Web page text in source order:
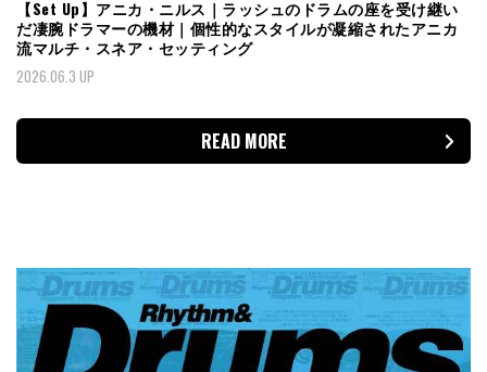
【Set Up】アニカ・ニルス｜ラッシュのドラムの座を受け継い
だ凄腕ドラマーの機材｜個性的なスタイルが凝縮されたアニカ
流マルチ・スネア・セッティング
2026.06.3 UP
READ MORE